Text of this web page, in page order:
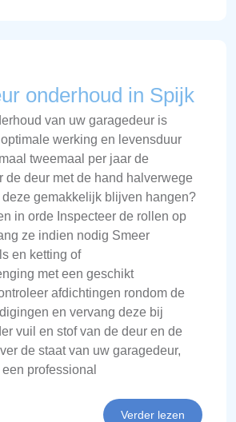
onderhoud in Spijk
van uw garagedeur is
werking en levensduur
tweemaal per jaar de
de deur met de hand halverwege
gemakkelijk blijven hangen?
in orde Inspecteer de rollen op
ze indien nodig Smeer
en ketting of
met een geschikt
afdichtingen rondom de
en vervang deze bij
vuil en stof van de deur en de
de staat van uw garagedeur,
professional
Verder lezen